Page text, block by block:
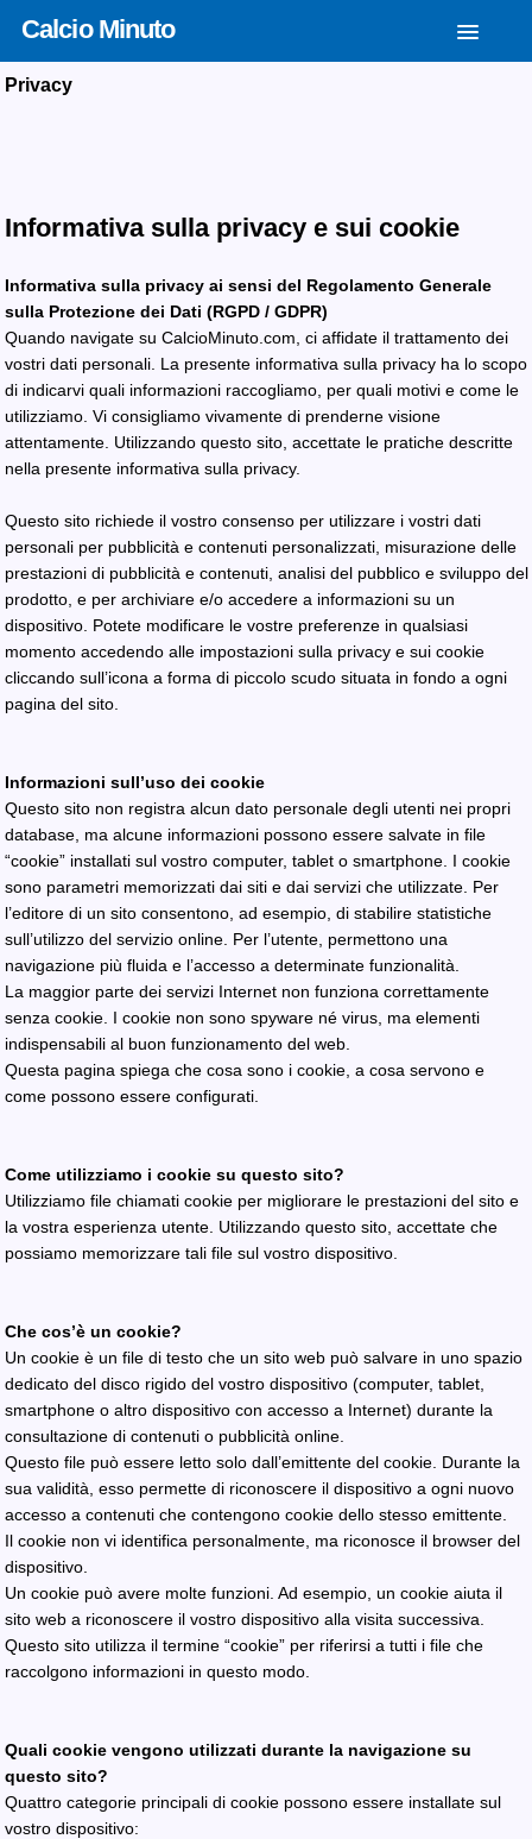
Calcio Minuto
Privacy
Informativa sulla privacy e sui cookie
Informativa sulla privacy ai sensi del Regolamento Generale
sulla Protezione dei Dati (RGPD / GDPR)
Quando navigate su CalcioMinuto.com, ci affidate il trattamento dei
vostri dati personali. La presente informativa sulla privacy ha lo scopo
di indicarvi quali informazioni raccogliamo, per quali motivi e come le
utilizziamo. Vi consigliamo vivamente di prenderne visione
attentamente. Utilizzando questo sito, accettate le pratiche descritte
nella presente informativa sulla privacy.
Questo sito richiede il vostro consenso per utilizzare i vostri dati
personali per pubblicità e contenuti personalizzati, misurazione delle
prestazioni di pubblicità e contenuti, analisi del pubblico e sviluppo del
prodotto, e per archiviare e/o accedere a informazioni su un
dispositivo. Potete modificare le vostre preferenze in qualsiasi
momento accedendo alle impostazioni sulla privacy e sui cookie
cliccando sull’icona a forma di piccolo scudo situata in fondo a ogni
pagina del sito.
Informazioni sull’uso dei cookie
Questo sito non registra alcun dato personale degli utenti nei propri
database, ma alcune informazioni possono essere salvate in file
“cookie” installati sul vostro computer, tablet o smartphone. I cookie
sono parametri memorizzati dai siti e dai servizi che utilizzate. Per
l’editore di un sito consentono, ad esempio, di stabilire statistiche
sull’utilizzo del servizio online. Per l’utente, permettono una
navigazione più fluida e l’accesso a determinate funzionalità.
La maggior parte dei servizi Internet non funziona correttamente
senza cookie. I cookie non sono spyware né virus, ma elementi
indispensabili al buon funzionamento del web.
Questa pagina spiega che cosa sono i cookie, a cosa servono e
come possono essere configurati.
Come utilizziamo i cookie su questo sito?
Utilizziamo file chiamati cookie per migliorare le prestazioni del sito e
la vostra esperienza utente. Utilizzando questo sito, accettate che
possiamo memorizzare tali file sul vostro dispositivo.
Che cos’è un cookie?
Un cookie è un file di testo che un sito web può salvare in uno spazio
dedicato del disco rigido del vostro dispositivo (computer, tablet,
smartphone o altro dispositivo con accesso a Internet) durante la
consultazione di contenuti o pubblicità online.
Questo file può essere letto solo dall’emittente del cookie. Durante la
sua validità, esso permette di riconoscere il dispositivo a ogni nuovo
accesso a contenuti che contengono cookie dello stesso emittente.
Il cookie non vi identifica personalmente, ma riconosce il browser del
dispositivo.
Un cookie può avere molte funzioni. Ad esempio, un cookie aiuta il
sito web a riconoscere il vostro dispositivo alla visita successiva.
Questo sito utilizza il termine “cookie” per riferirsi a tutti i file che
raccolgono informazioni in questo modo.
Quali cookie vengono utilizzati durante la navigazione su
questo sito?
Quattro categorie principali di cookie possono essere installate sul
vostro dispositivo: